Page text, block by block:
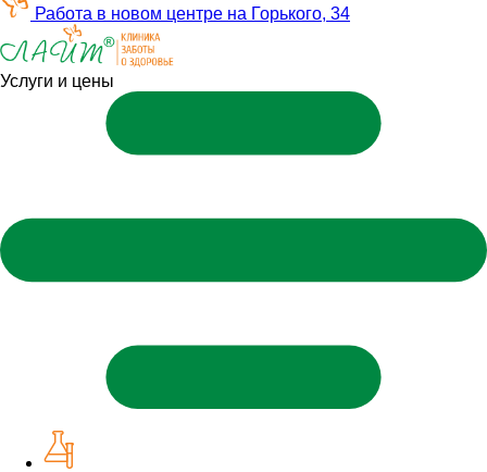
Работа в новом центре на Горького, 34
Услуги и цены